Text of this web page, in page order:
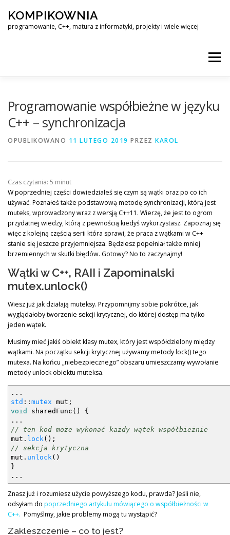
treści
KOMPIKOWNIA
programowanie, C++, matura z informatyki, projekty i wiele więcej
Menu
Programowanie współbieżne w języku
C++ – synchronizacja
OPUBLIKOWANO 11 LUTEGO 2019 PRZEZ KAROL
Czas czytania: 5 minut
W poprzedniej części dowiedziałeś się czym są wątki oraz po co ich
używać. Poznałeś także podstawową metodę synchronizacji, którą jest
muteks, wprowadzony wraz z wersją C++11. Wierzę, że jest to ogrom
przydatnej wiedzy, którą z pewnością kiedyś wykorzystasz. Zapoznaj się
więc z kolejną częścią serii która sprawi, że praca z wątkami w C++
stanie się jeszcze przyjemniejsza. Będziesz popełniał także mniej
brzemiennych w skutki błędów. Gotowy? No to zaczynajmy!
Wątki w C++, RAII i Zapominalski
mutex.unlock()
Wiesz już jak działają muteksy. Przypomnijmy sobie pokrótce, jak
wyglądałoby tworzenie sekcji krytycznej, do której dostęp ma tylko
jeden wątek.
Musimy mieć jakiś obiekt klasy mutex, który jest współdzielony między
wątkami. Na początku sekcji krytycznej używamy metody lock() tego
mutexa. Na końcu „niebezpiecznego” obszaru umieszczamy wywołanie
metody unlock obiektu muteksa.
...
std :: mutex mut ;
void
sharedFunc ( )
{
...
// ten kod może wykonać każdy wątek współbieżnie
mut. lock ( ) ;
// sekcja krytyczna
mut. unlock ( )
}
...
Znasz już i rozumiesz użycie powyższego kodu, prawda? Jeśli nie,
odsyłam do poprzedniego artykułu mówiącego o współbieżności w
C++. Pomyślmy, jakie problemy mogą tu wystąpić?
Zakleszczenie – co to jest?